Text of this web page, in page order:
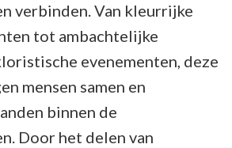
verbinden. Van kleurrijke
tot ambachtelijke
evenementen, deze
mensen samen en
binnen de
Door het delen van